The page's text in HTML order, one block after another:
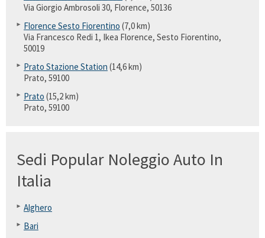
Via Giorgio Ambrosoli 30, Florence, 50136
Florence Sesto Fiorentino (7,0 km)
Via Francesco Redi 1, Ikea Florence, Sesto Fiorentino,
50019
Prato Stazione Station (14,6 km)
Prato, 59100
Prato (15,2 km)
Prato, 59100
Sedi Popular Noleggio Auto In
Italia
Alghero
Bari